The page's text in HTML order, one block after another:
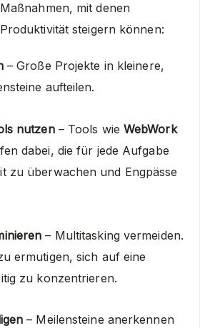
mit denen
steigern können:
– Große Projekte in kleinere,
aufteilen.
nutzen– Tools wie WebWork
dabei, die für jede Aufgabe
zu überwachen und Engpässe
– Multitasking vermeiden.
ermutigen, sich auf eine
zu konzentrieren.
– Meilensteine anerkennen